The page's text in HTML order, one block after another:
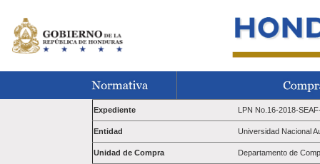
Expediente LPN No.16-2018-
Entidad Universidad Nacional
Unidad de Compra Departamento de